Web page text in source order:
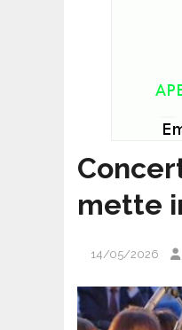
mette
14/05/2026